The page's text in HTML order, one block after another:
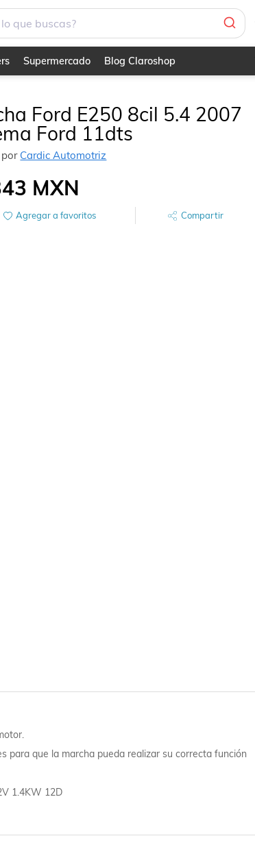
Supermercado Blog Claroshop
Ford E250 8cil 5.4 2007
Ford 11dts
Cardic Automotriz
MXN
Agregar a favoritos Compartir
para que la marcha pueda realizar su correcta función
1.4KW 12D